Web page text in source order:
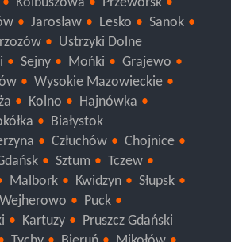
Kolbuszowa
Przeworsk
Jarosław Lesko
Sanok
Ustrzyki Dolne
Sejny Mońki
Grajewo
Wysokie Mazowieckie
Kolno
Hajnówka
Białystok
Człuchów
Chojnice
Sztum
Tczew
Malbork Kwidzyn
Słupsk
Wejherowo
Puck
Kartuzy
Pruszcz Gdański